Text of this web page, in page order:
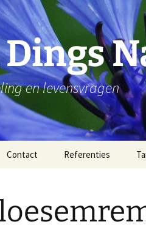
en levensvragen
Contact Referenties